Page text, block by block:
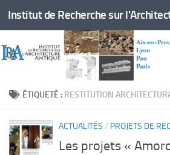
Skip to content
ÉTIQUETÉ : RESTITUTION
ACTUALITÉS / PROJETS DE
Les projets «